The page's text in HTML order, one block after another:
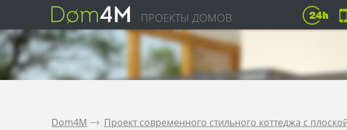
ПРОЕКТЫ ДОМОВ
Dom4M . Проект современного стильного коттеджа с